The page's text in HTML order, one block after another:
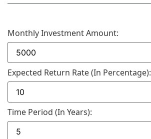
Monthly Investment Amount:
Expected Return Rate (in Percentage):
Time Period (in Years):